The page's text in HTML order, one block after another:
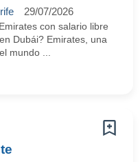
29/07/2026
con salario libre
Dubái? Emirates, una
mundo ...